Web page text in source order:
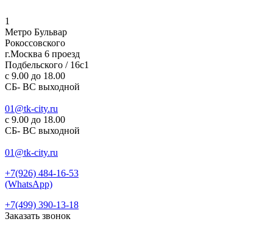
1
Метро Бульвар
Рокоссовского
г.Москва 6 проезд
Подбельского / 16с1
c 9.00 до 18.00
СБ- ВС выходной
01@tk-city.ru
c 9.00 до 18.00
СБ- ВС выходной
01@tk-city.ru
+7(926) 484-16-53
(WhatsApp)
+7(499) 390-13-18
Заказать звонок